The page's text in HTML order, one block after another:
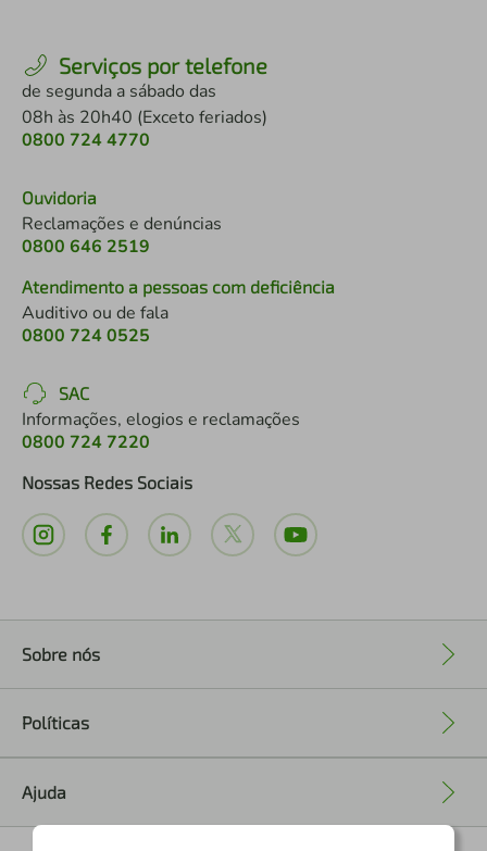
Serviços por telefone
de segunda a sábado das
08h às 20h40 (Exceto feriados)
0800 724 4770
Ouvidoria
Reclamações e denúncias
0800 646 2519
Atendimento a pessoas com deficiência
Auditivo ou de fala
0800 724 0525
SAC
Informações, elogios e reclamações
0800 724 7220
Nossas Redes Sociais
Sobre nós
Políticas
Ajuda